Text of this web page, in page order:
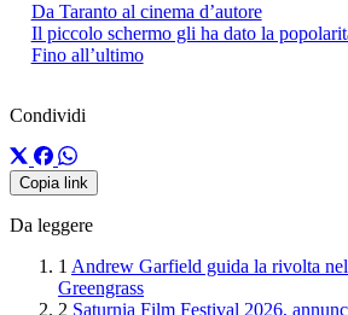
Da Taranto al cinema d’autore
Il piccolo schermo gli ha dato la
Fino all’ultimo
Condividi
Copia link
Da leggere
1 Andrew Garfield guida la rivolta
Greengrass
2 Saturnia Film Festival 2026,